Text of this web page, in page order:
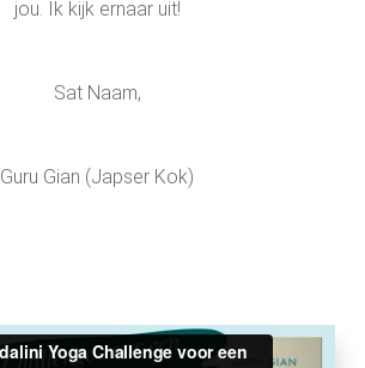
jou. Ik kijk ernaar uit!
Sat Naam,
Guru Gian (Japser Kok)